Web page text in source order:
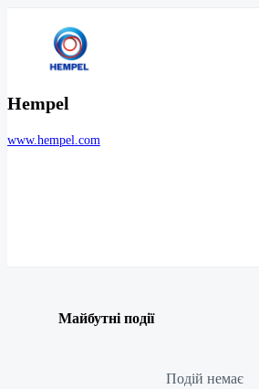
Hempel
www.hempel.com
Майбутні події
Подій немає